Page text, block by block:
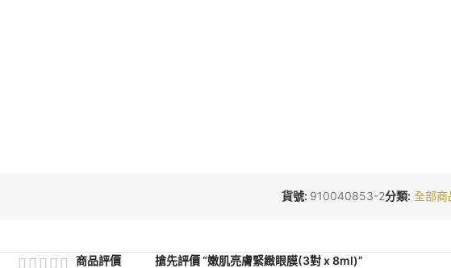
貨號: 910040853-2分類: 全部商
商品評價 搶先評價 “嫩肌亮膚緊緻眼膜(3對 x 8ml)”